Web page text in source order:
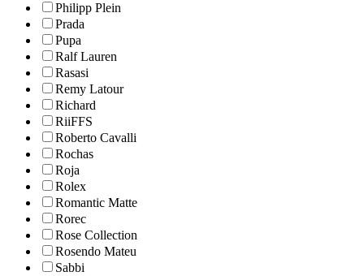
Philipp Plein
Prada
Pupa
Ralf Lauren
Rasasi
Remy Latour
Richard
RiiFFS
Roberto Cavalli
Rochas
Roja
Rolex
Romantic Matte
Rorec
Rose Collection
Rosendo Mateu
Sabbi